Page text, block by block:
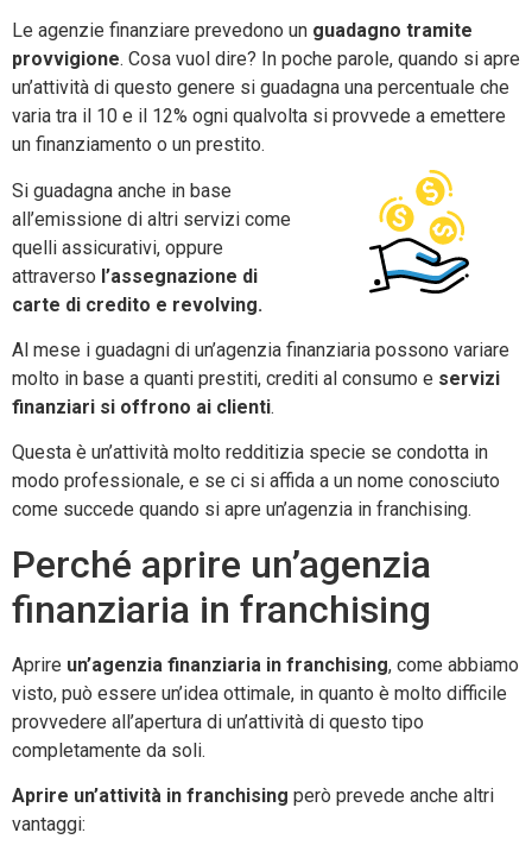
Le agenzie finanziare prevedono un guadagno tramite
provvigione. Cosa vuol dire? In poche parole, quando si apre
un’attività di questo genere si guadagna una percentuale che
varia tra il 10 e il 12% ogni qualvolta si provvede a emettere
un finanziamento o un prestito.
Si guadagna anche in base
all’emissione di altri servizi come
quelli assicurativi, oppure
attraverso l’assegnazione di
carte di credito e revolving.
Al mese i guadagni di un’agenzia finanziaria possono variare
molto in base a quanti prestiti, crediti al consumo e servizi
finanziari si offrono ai clienti.
Questa è un’attività molto redditizia specie se condotta in
modo professionale, e se ci si affida a un nome conosciuto
come succede quando si apre un’agenzia in franchising.
Perché aprire un’agenzia
finanziaria in franchising
Aprire un’agenzia finanziaria in franchising, come abbiamo
visto, può essere un’idea ottimale, in quanto è molto difficile
provvedere all’apertura di un’attività di questo tipo
completamente da soli.
Aprire un’attività in franchising però prevede anche altri
vantaggi: